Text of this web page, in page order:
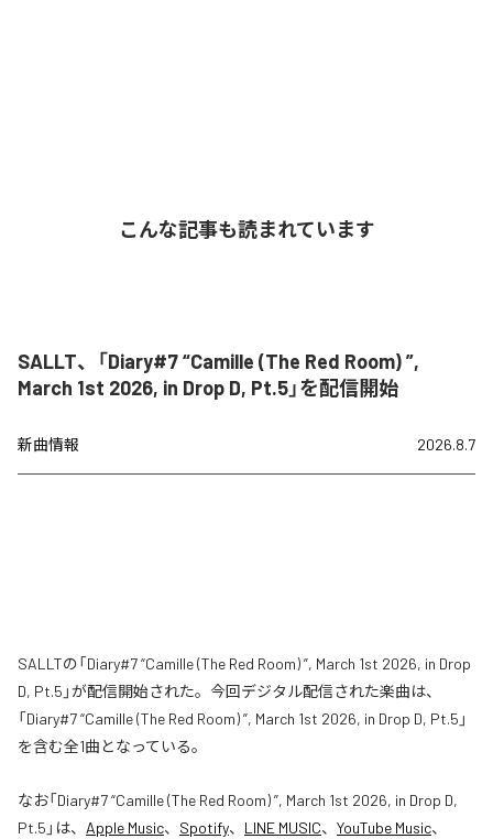
こんな記事も読まれています
SALLT、「Diary#7 “Camille (The Red Room) ”,
March 1st 2026, in Drop D, Pt.5」を配信開始
新曲情報 2026.8.7
SALLTの「Diary#7 “Camille (The Red Room) ”, March 1st 2026, in Drop
D, Pt.5」が配信開始された。今回デジタル配信された楽曲は、
「Diary#7 “Camille (The Red Room) ”, March 1st 2026, in Drop D, Pt.5」
を含む全1曲となっている。
なお「Diary#7 “Camille (The Red Room) ”, March 1st 2026, in Drop D,
Pt.5 」は、 Apple Music、 Spotify、 LINE MUSIC、 YouTube Music、